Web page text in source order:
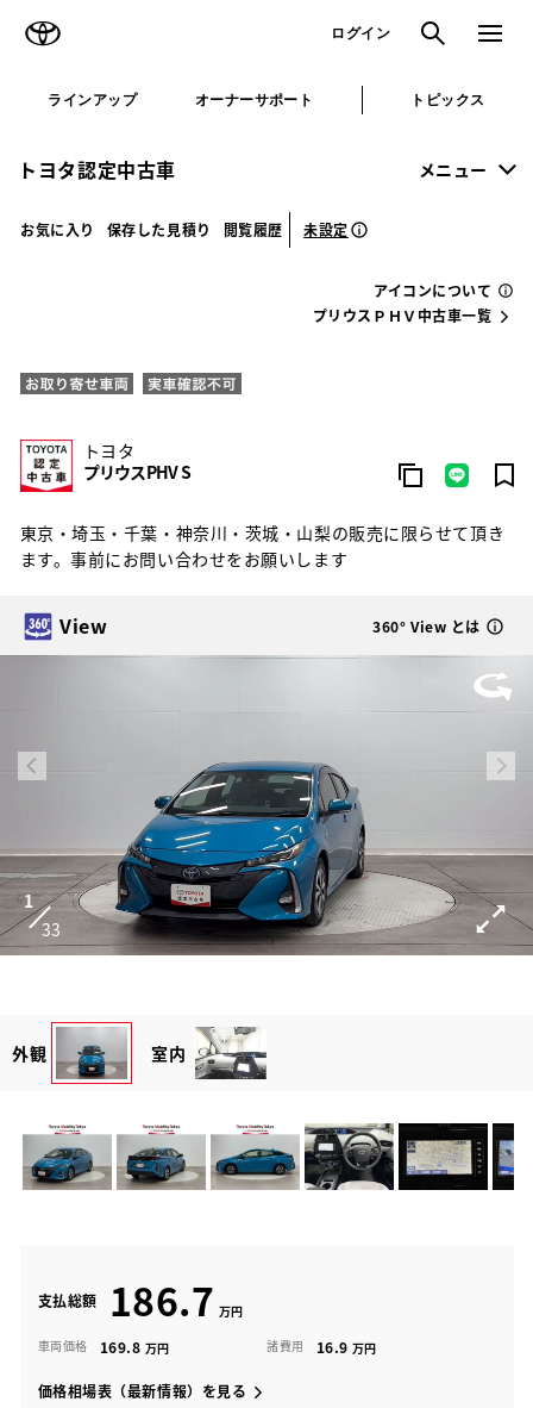
ログイン 検索 メニュ
ラインアップ オーナーサポート トピックス
トヨタ認定中古車 メニュー
お気に入り 保存した見積り 閲覧履歴 未設定
アイコンについて
プリウスＰＨＶ中古車一覧
トヨタ
プリウスPHV S
東京・埼玉・千葉・神奈川・茨城・山梨の販売に限らせて頂き
ます。事前にお問い合わせをお願いします
View 360° View とは
1
33
外観 室内
支払総額 186.7
車両価格 169.8 諸費用 16.9
価格相場表（最新情報）を見る